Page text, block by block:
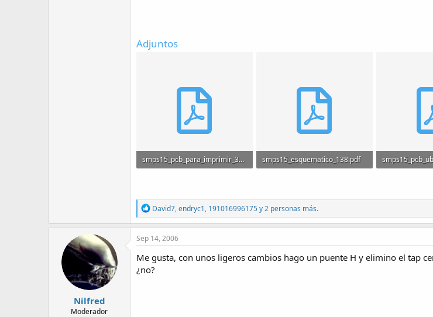
Adjuntos
smps15_pcb_para_imprimir_379.pdf
smps15_esquematico_138.pdf
R
e
a
c
i
o
n
David7,endryc1, 191016996175y 2 personas más.
Nilfred
Moderador
Sep 14, 2006
Me gusta, con unos ligeros cambios hago un puente H y elimino el tap
¿no?